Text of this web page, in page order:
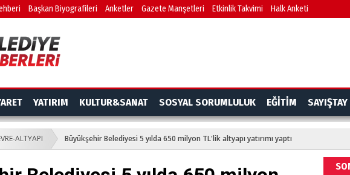
Başkan Biyografileri Anketler Gazete Manşetleri Etkinlik Takvimi Halk Anketi
YATIRIM KULTUR&SANAT SOSYAL SORUMLULUK EĞİTİM SAYIŞTAY
ALTYAPI Büyükşehir Belediyesi 5 yılda 650 milyon TL'lik altyapı yatırımı yaptı